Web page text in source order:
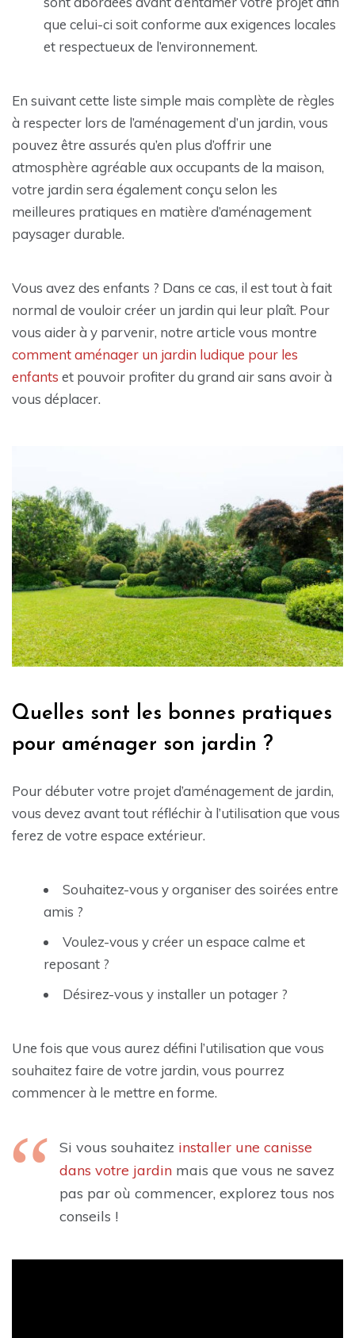
que celui-ci soit conforme aux exigences locales
et respectueux de l’environnement.
En suivant cette liste simple mais complète de règles
à respecter lors de l’aménagement d’un jardin, vous
pouvez être assurés qu’en plus d’offrir une
atmosphère agréable aux occupants de la maison,
votre jardin sera également conçu selon les
meilleures pratiques en matière d’aménagement
paysager durable.
Vous avez des enfants ? Dans ce cas, il est tout à fait
normal de vouloir créer un jardin qui leur plaît. Pour
vous aider à y parvenir, notre article vous montre
comment aménager un jardin ludique pour les
enfants et pouvoir profiter du grand air sans avoir à
vous déplacer.
Quelles sont les bonnes pratiques
pour aménager son jardin ?
Pour débuter votre projet d’aménagement de jardin,
vous devez avant tout réfléchir à l’utilisation que vous
ferez de votre espace extérieur.
Souhaitez-vous y organiser des soirées entre
amis ?
Voulez-vous y créer un espace calme et
reposant ?
Désirez-vous y installer un potager ?
Une fois que vous aurez défini l’utilisation que vous
souhaitez faire de votre jardin, vous pourrez
commencer à le mettre en forme.
Si vous souhaitez installer une canisse
dans votre jardin mais que vous ne savez
pas par où commencer, explorez tous nos
conseils !